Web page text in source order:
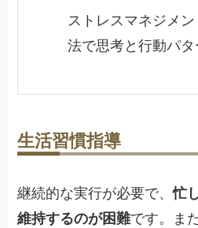
ストレスマネジメ
法で思考と行動パ
生活習慣指導
継続的な実行が必要で、忙
維持するのが困難です。ま